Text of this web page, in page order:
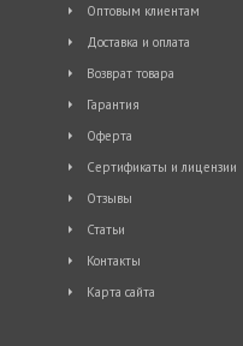
Оптовым клиентам
Доставка и оплата
Возврат товара
Гарантия
Оферта
Сертификаты и лицензии
Отзывы
Статьи
Контакты
Карта сайта